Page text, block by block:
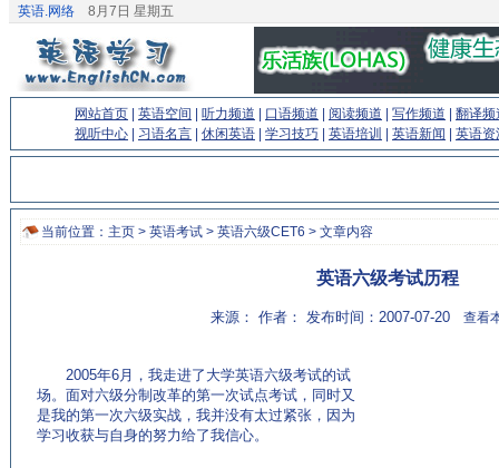
英语.网络 8月7日 星期五
网站首页 英语空间 听力频道 口语频道 阅读频道 写作频道
翻译频
视听中心
习语名言 休闲英语 学习技巧 英语培训 英语新闻 英语资
当前位置： 主页 > 英语考试 > 英语六级CET6 > 文章内容
英语六级考试历程
来源： 作者： 发布时间：2007-07-20 查看
2005年6月，我走进了大学英语六级考试的试
场。面对六级分制改革的第一次试点考试，同时又
是我的第一次六级实战，我并没有太过紧张，因为
学习收获与自身的努力给了我信心。